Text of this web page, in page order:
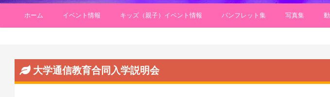
ホーム イベント情報 キッズ（親子）イベント情報 パンフレット集 写真集
大学通信教育合同入学説明会